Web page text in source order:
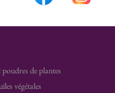
de plantes
végétales